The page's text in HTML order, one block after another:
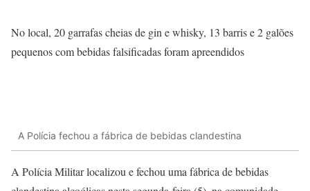
No local, 20 garrafas cheias de gin e whisky, 13 barris e 2 galões
pequenos com bebidas falsificadas foram apreendidos
A Polícia fechou a fábrica de bebidas clandestina
A Polícia Militar localizou e fechou uma fábrica de bebidas